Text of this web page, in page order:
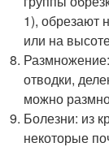
1), обрезают
или на
отводки,
можно
Болезни: из
некоторые